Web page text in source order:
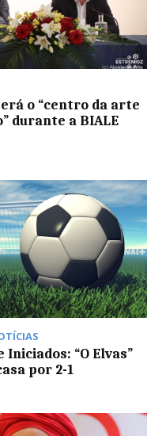
o “centro da arte
durante a BIALE
Iniciados: “O Elvas”
por 2-1